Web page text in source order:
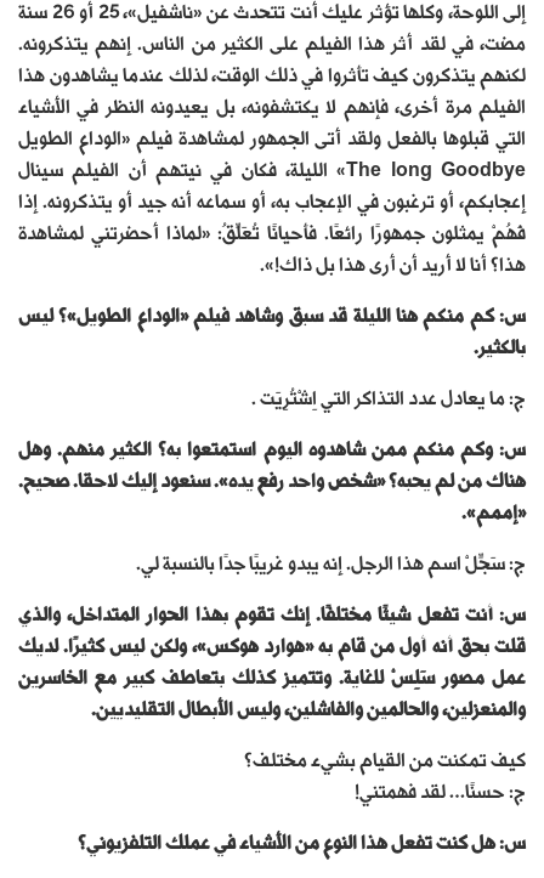
إلى اللوحة، وكلها تؤثر عليك أنت تتحدث عن «ناشفيل»، 25 أو 26 سنة
مضت، في لقد أثر هذا الفيلم على الكثير من الناس. إنهم يتذكرونه.
لكنهم يتذكرون كيف تأثروا في ذلك الوقت، لذلك عندما يشاهدون هذا
الفيلم مرة أخرى، فإنهم لا يكتشفونه، بل يعيدونه النظر في الأشياء
التي قبلوها بالفعل ولقد أتى الجمهور لمشاهدة فيلم «الوداع الطويل
The long Goodbye» الليلة، فكان في نيتهم أن الفيلم سينال
إعجابكم، أو ترغبون في الإعجاب به، أو سماعه أنه جيد أو يتذكرونه. إذا
فَهُمْ يمثلون جمهورًا رائعًا. فأحيانًا تُعَلِّقُ: «لماذا أحضرتني لمشاهدة
هذا؟ أنا لا أريد أن أرى هذا بل ذاك!».
س: كم منكم هنا الليلة قد سبق وشاهد فيلم «الوداع الطويل»؟ ليس
بالكثير.
ج: ما يعادل عدد التذاكر التي اِشْتُرِيَت .
س: وكم منكم ممن شاهدوه اليوم استمتعوا به؟ الكثير منهم. وهل
هناك من لم يحبه؟ «شخص واحد رفع يده». سنعود إليك لاحقا. صحيح.
«إممم».
ج: سَجِّلْ اسم هذا الرجل. إنه يبدو غريبًا جدًا بالنسبة لي.
س: أنت تفعل شيئًا مختلفًا. إنك تقوم بهذا الحوار المتداخل، والذي
قلت بحق أنه أول من قام به «هوارد هوكس»، ولكن ليس كثيرًا. لديك
عمل مصور سَلِسْ للغاية. وتتميز كذلك بتعاطف كبير مع الخاسرين
والمنعزلين، والحالمين والفاشلين، وليس الأبطال التقليديين.
كيف تمكنت من القيام بشيء مختلف؟
ج: حسنًا… لقد فهمتني!
س: هل كنت تفعل هذا النوع من الأشياء في عملك التلفزيوني؟